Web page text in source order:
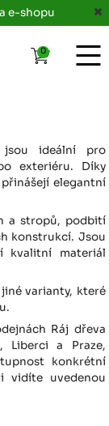
e-shopu
jsou ideální pro
exteriéru. Díky
elegantní
a stropů, podbití
konstrukcí. Jsou
kvalitní materiál
varianty, které
Ráj dřeva
Liberci a Praze,
konkrétní
vidíte uvedenou
0